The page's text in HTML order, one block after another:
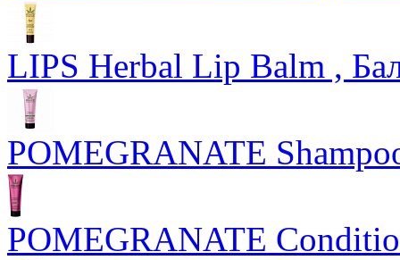
LIPS Herbal Lip Balm ,
POMEGRANATE
POMEGRANATE